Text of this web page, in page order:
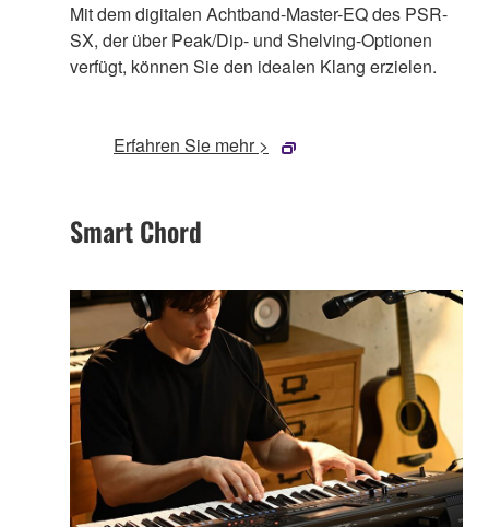
Mit dem digitalen Achtband-Master-EQ des PSR-
SX, der über Peak/Dip- und Shelving-Optionen
verfügt, können Sie den idealen Klang erzielen.
Erfahren Sie mehr >
Smart Chord